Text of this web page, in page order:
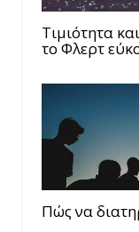
Τιμιότητα
το Φλερτ
Πώς να